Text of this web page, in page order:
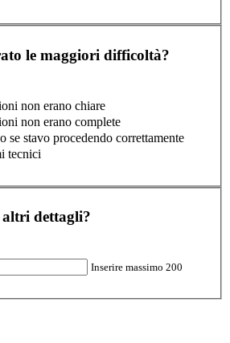
le maggiori difficoltà?
non erano chiare
non erano complete
se stavo procedendo correttamente
tecnici
dettagli?
Inserire massimo 200